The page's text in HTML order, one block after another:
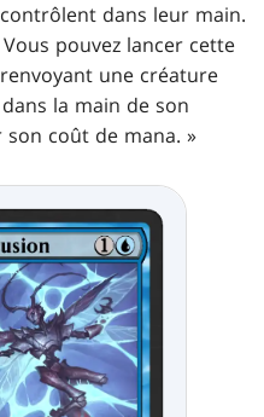
dans leur main.
pouvez lancer cette
une créature
la main de son
coût de mana. »